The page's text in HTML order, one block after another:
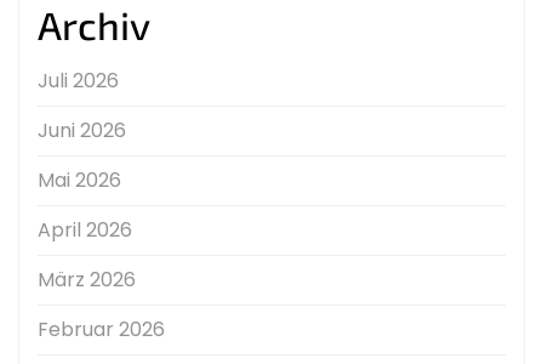
Archiv
Juli 2026
Juni 2026
Mai 2026
April 2026
März 2026
Februar 2026